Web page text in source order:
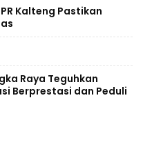
Kalteng Pastikan
Raya Teguhkan
Berprestasi dan Peduli